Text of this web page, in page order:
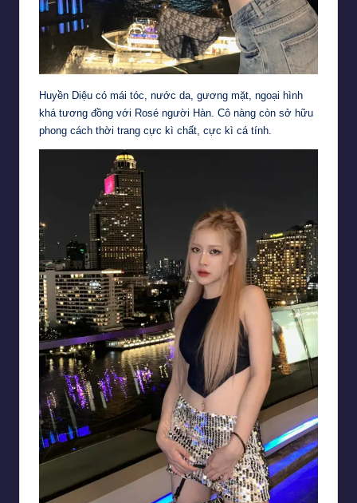
Huyền Diệu có mái tóc, nước da, gương mặt, ngoại hình
khá tương đồng với Rosé người Hàn. Cô nàng còn sở hữu
phong cách thời trang cực kì chất, cực kì cá tính.